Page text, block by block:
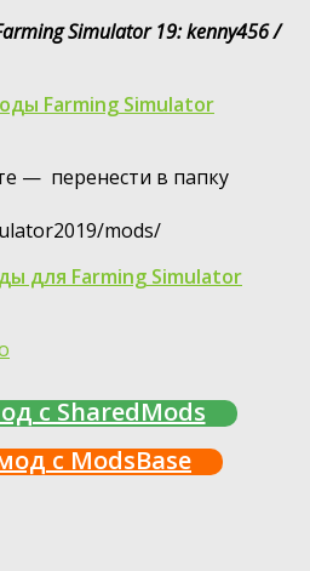
Simulator 19: kenny456 /
Farming Simulator
— перенести в папку
mods/
для Farming Simulator
с SharedMods
с ModsBase